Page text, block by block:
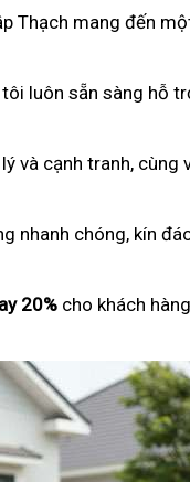
Thạch mang đến
luôn sẵn sàng hỗ
và cạnh tranh,
nhanh chóng, kín
20% cho khách